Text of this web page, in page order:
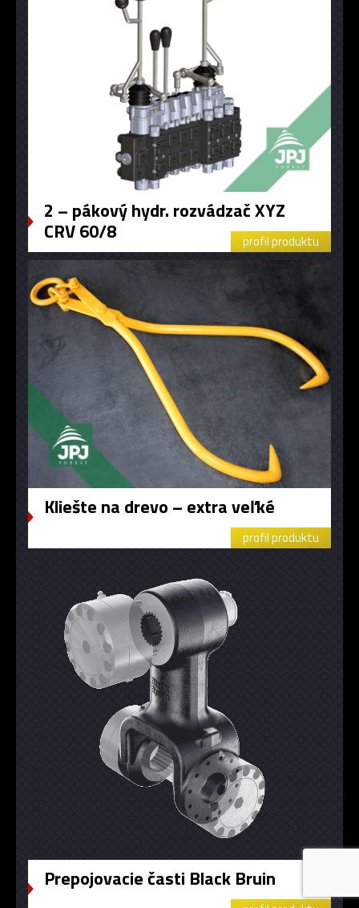
​2 – pákový hydr. rozvádzač XYZ
CRV 60/8 profil produktu
Kliešte na drevo – extra veľké
profil produktu
Prepojovacie časti Black Bruin